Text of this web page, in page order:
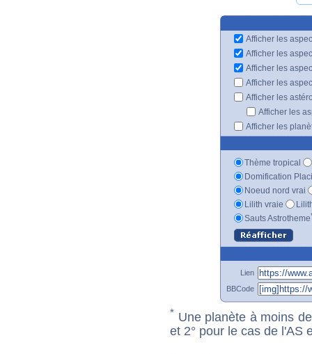
Afficher les
Afficher les
Afficher les
Afficher les
Afficher les
Afficher les
Afficher les
Thème tropical
Domification
Noeud nord vrai
Lilith vraie
Sauts Astrotheme
Lien
BBCode
* Une planète à moins
et 2° pour le cas de l'AS